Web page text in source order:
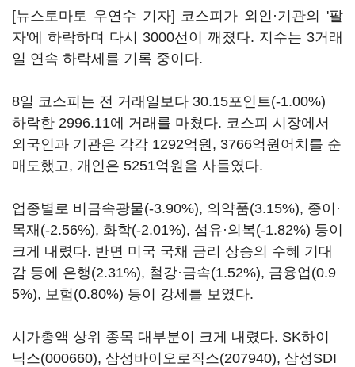
[뉴스토마토 우연수 기자] 코스피가 외인·기관의 '팔
자'에 하락하며 다시 3000선이 깨졌다. 지수는 3거래
일 연속 하락세를 기록 중이다.
8일 코스피는 전 거래일보다 30.15포인트(-1.00%)
하락한 2996.11에 거래를 마쳤다. 코스피 시장에서
외국인과 기관은 각각 1292억원, 3766억원어치를 순
매도했고, 개인은 5251억원을 사들였다.
업종별로 비금속광물(-3.90%), 의약품(3.15%), 종이·
목재(-2.56%), 화학(-2.01%), 섬유·의복(-1.82%) 등이
크게 내렸다. 반면 미국 국채 금리 상승의 수혜 기대
감 등에 은행(2.31%), 철강·금속(1.52%), 금융업(0.9
5%), 보험(0.80%) 등이 강세를 보였다.
시가총액 상위 종목 대부분이 크게 내렸다. SK하이
닉스(000660), 삼성바이오로직스(207940), 삼성SDI